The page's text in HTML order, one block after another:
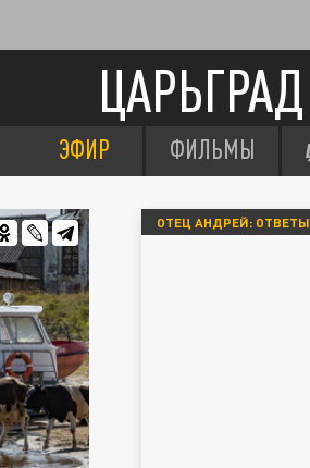
ЦАРЬГРАД
ЭФИР ФИЛЬМЫ
ОТЕЦ АНДРЕЙ: ОТВЕТЫ